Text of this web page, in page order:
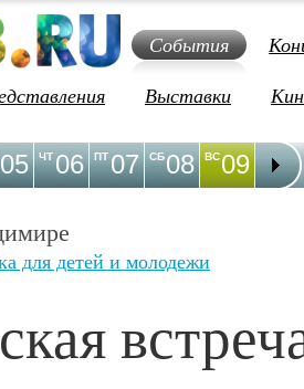
События
Выставки
05 06
ЧТ 07
ПТ 08
СБ 09
ВС 10
ПН
для детей и молодежи